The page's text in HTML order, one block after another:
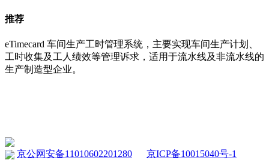
推荐
eTimecard 车间生产工时管理系统，主要实现车间生产计划、
工时收集及工人绩效等管理诉求，适用于流水线及非流水线的
生产制造型企业。
京公网安备11010602201280
京ICP备10015040号-1